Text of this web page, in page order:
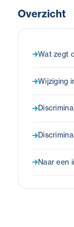
Overzicht
Wat zegt
Wijziging
Naar een